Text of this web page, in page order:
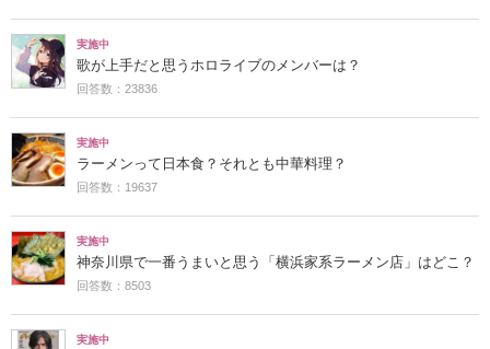
実施中
歌が上手だと思うホロライブのメンバーは？
回答数：23836
実施中
ラーメンって日本食？それとも中華料理？
回答数：19637
実施中
神奈川県で一番うまいと思う「横浜家系ラーメン店」はどこ？
回答数：8503
実施中